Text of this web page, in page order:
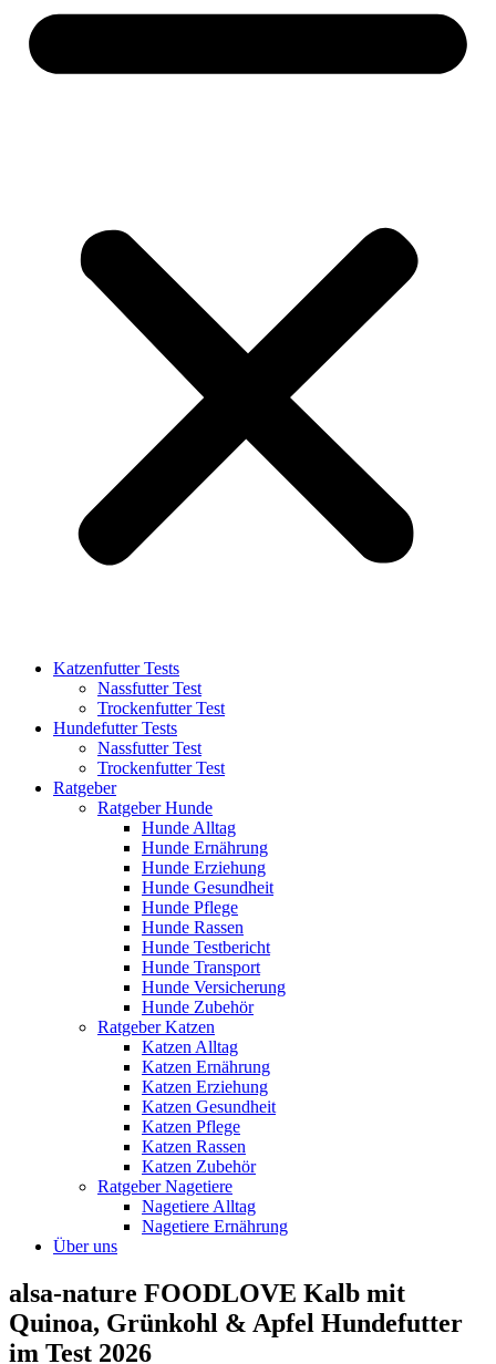
Katzenfutter Tests
Nassfutter Test
Trockenfutter Test
Hundefutter Tests
Nassfutter Test
Trockenfutter Test
Ratgeber
Ratgeber Hunde
Hunde Alltag
Hunde Ernährung
Hunde Erziehung
Hunde Gesundheit
Hunde Pflege
Hunde Rassen
Hunde Testbericht
Hunde Transport
Hunde Versicherung
Hunde Zubehör
Ratgeber Katzen
Katzen Alltag
Katzen Ernährung
Katzen Erziehung
Katzen Gesundheit
Katzen Pflege
Katzen Rassen
Katzen Zubehör
Ratgeber Nagetiere
Nagetiere Alltag
Nagetiere Ernährung
Über uns
alsa-nature FOODLOVE Kalb mit
Quinoa, Grünkohl & Apfel Hundefutter
im Test 2026